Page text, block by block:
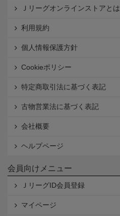
Ｊリーグオンラインストアとは
利用規約
個人情報保護方針
Cookieポリシー
特定商取引法に基づく表記
古物営業法に基づく表記
会社概要
ヘルプページ
会員向けメニュー
ＪリーグID会員登録
マイページ